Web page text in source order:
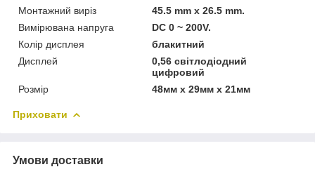
Монтажний виріз
45.5 mm х 26.5 mm.
Вимірювана напруга
DC 0 ~ 200V.
Колір дисплея
блакитний
Дисплей
0,56 світлодіодний
цифровий
Розмір
48мм х 29мм х 21мм
Приховати
Умови доставки